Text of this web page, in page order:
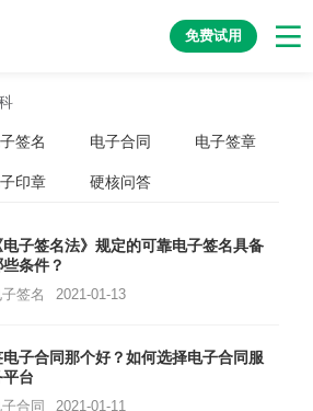
免费试用
签名 电子合同 电子签章
印章 硬核问答
电子签名法》规定的可靠电子签名具备
些条件？
签名 2021-01-13
电子合同那个好？如何选择电子合同服
平台
合同 2021-01-11